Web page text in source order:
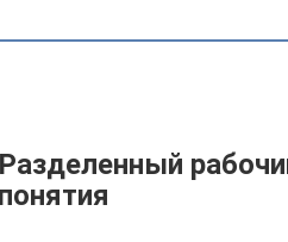
Разделенный
понятия